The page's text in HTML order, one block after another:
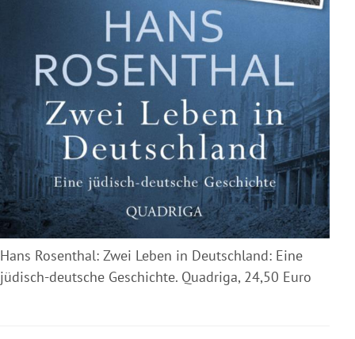
Hans Rosenthal: Zwei Leben in Deutschland: Eine
jüdisch-deutsche Geschichte. Quadriga, 24,50 Euro